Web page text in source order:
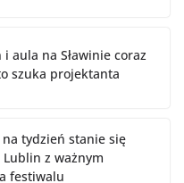
i aula na Sławinie coraz
szuka projektanta
tydzień stanie się
z ważnym
festiwalu